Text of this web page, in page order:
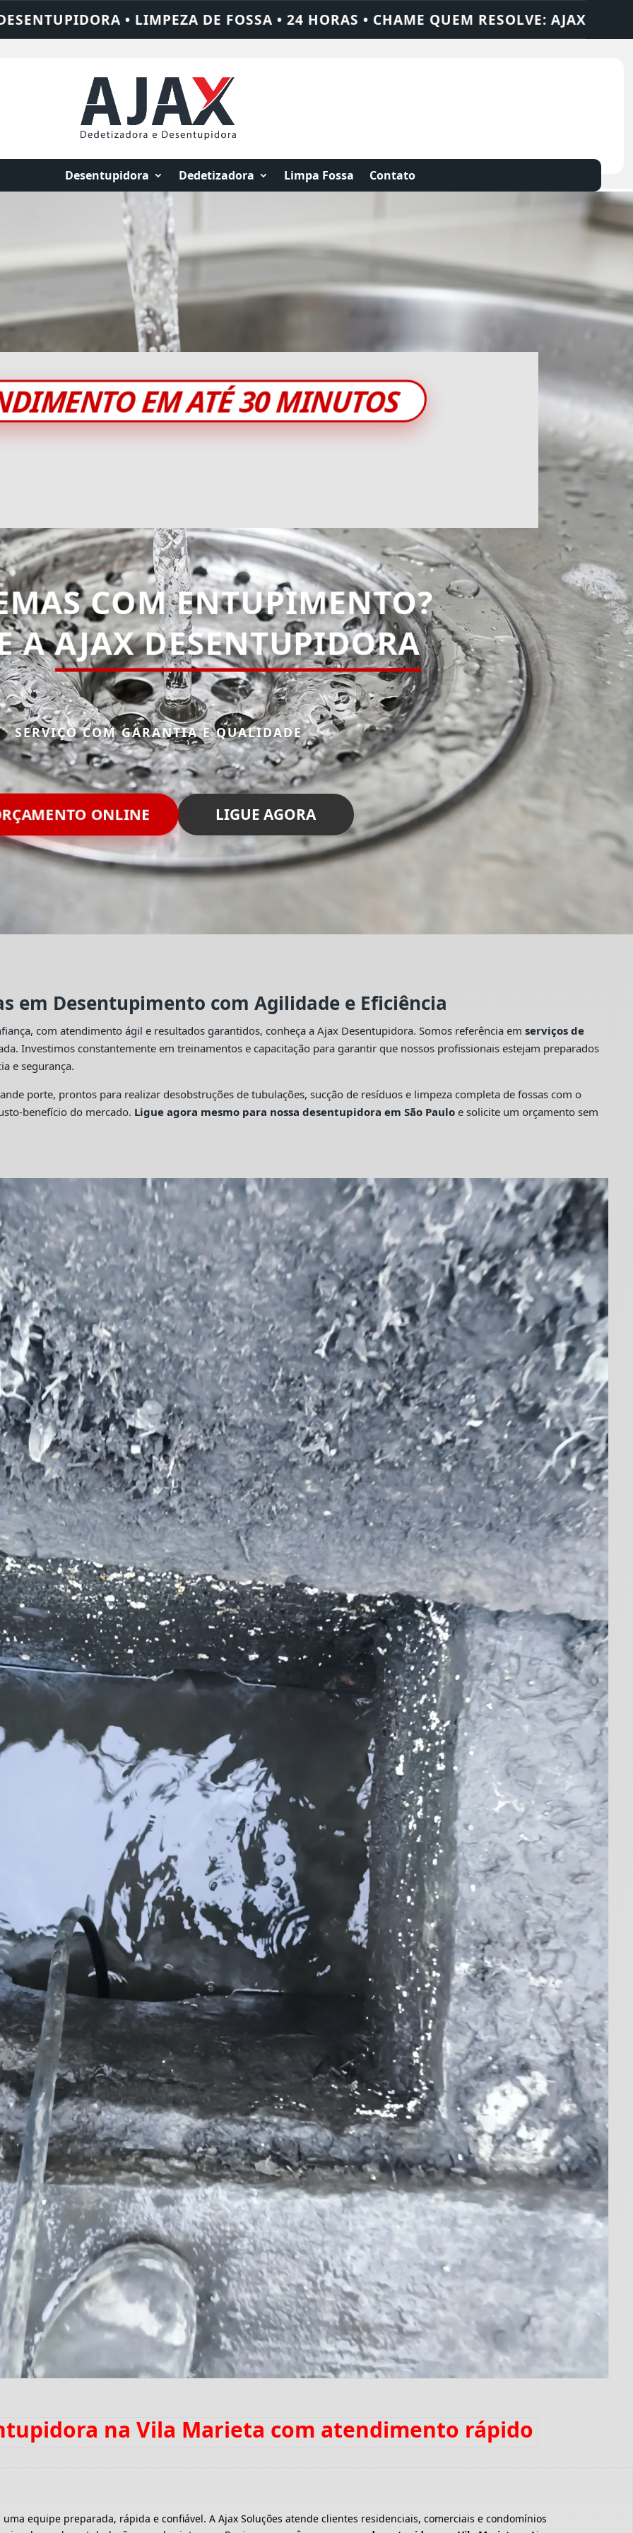
• CHAME QUEM RESOLVE: AJAX SOLUÇÕES DEDETIZADORA •
Desentupidora Dedetizadora Limpa Fossa Contato
EM ATÉ 30 MINUTOS
COM ENTUPIMENTO?
AAJAX DESENTUPIDORA
SERVIÇO COM GARANTIA E QUALIDADE
ONLINE LIGUE AGORA
em Desentupimento com Agilidade e Eficiência
com atendimento ágil e resultados garantidos, conheça a Ajax Desentupidora. Somos referência em serviços de
Investimos constantemente em treinamentos e capacitação para garantir que nossos profissionais estejam preparados
e segurança.
porte, prontos para realizar desobstruções de tubulações, sucção de resíduos e limpeza completa de fossas com o
benefício do mercado. Ligue agora mesmo para nossa desentupidora em São Pauloe solicite um orçamento sem
na Vila Marieta com atendimento rápido
equipe preparada, rápida e confiável. A Ajax Soluções atende clientes residenciais, comerciais e condomínios